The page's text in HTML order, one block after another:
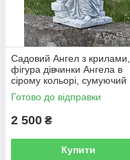
Садовий Ангел з крилами,
фігура дівчинки Ангела в
сірому кольорі, сумуючий
Ангел на могилу 43 см
Готово до відправки
2 500 ₴
Купити